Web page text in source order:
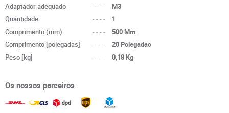
Adaptador adequado
----
M3
Quantidade
----
1
Comprimento (mm)
----
500 Mm
Comprimento [polegadas]
----
20 Polegadas
Peso [kg]
---- 0,18 Kg
Os nossos parceiros